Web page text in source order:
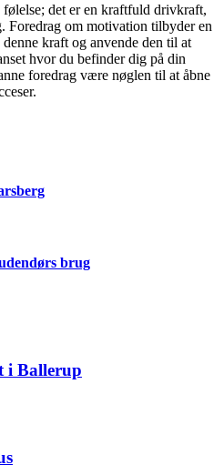
det er en kraftfuld drivkraft,
Foredrag om motivation tilbyder en
kraft og anvende den til at
hvor du befinder dig på din
foredrag være nøglen til at åbne
brug
i Ballerup